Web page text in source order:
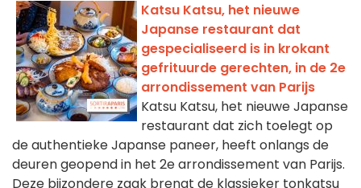
Katsu Katsu, het nieuwe
Japanse restaurant dat
gespecialiseerd is in krokant
gefrituurde gerechten, in de 2e
arrondissement van Parijs
Katsu Katsu, het nieuwe Japanse
restaurant dat zich toelegt op
de authentieke Japanse paneer, heeft onlangs de
deuren geopend in het 2e arrondissement van Parijs.
Deze bijzondere zaak brengt de klassieker tonkatsu